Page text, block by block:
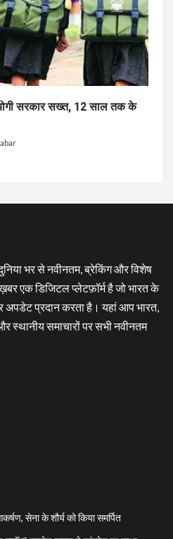
सरकार सख्त, 12 साल तक के
भर से नवीनतम, ब्रेकिंग और विशेष
एक डिजिटल प्लेटफ़ॉर्म है जो भारत के
अपडेट प्रदान करता है। यहां आप भारत,
स्थानीय समाचारों पर सभी नवीनतम
सेना के शौर्य को किया समर्पित